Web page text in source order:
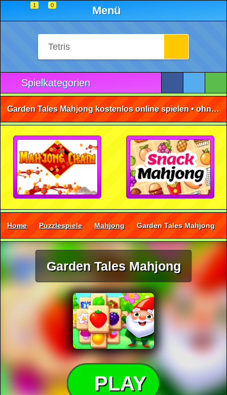
1 0 Menü
Spielkategorien
Garden Tales Mahjong kostenlos online spielen • ohne Anmeldung 🕹️
Home Puzzlespiele Mahjong Garden Tales Mahjong
Garden Tales Mahjong
PLAY